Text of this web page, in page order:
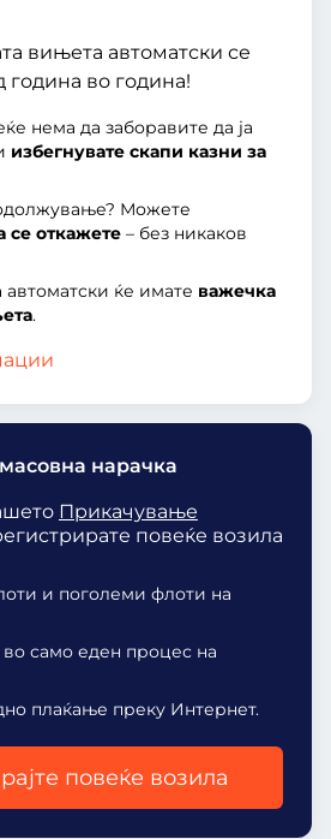
нарачка
Прикачување
повеќе возила
и поголеми флоти на
во само еден процес на
плаќање преку Интернет.
повеќе возила
вињета автоматски се
година во година!
нема да заборавите да ја
избегнувате скапи казни за
Можете
се откажете – без никаков
автоматски ќе имате важечка
.